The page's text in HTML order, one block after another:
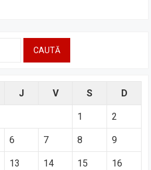
J V S D
1 2
6 7 8 9
13 14 15 16